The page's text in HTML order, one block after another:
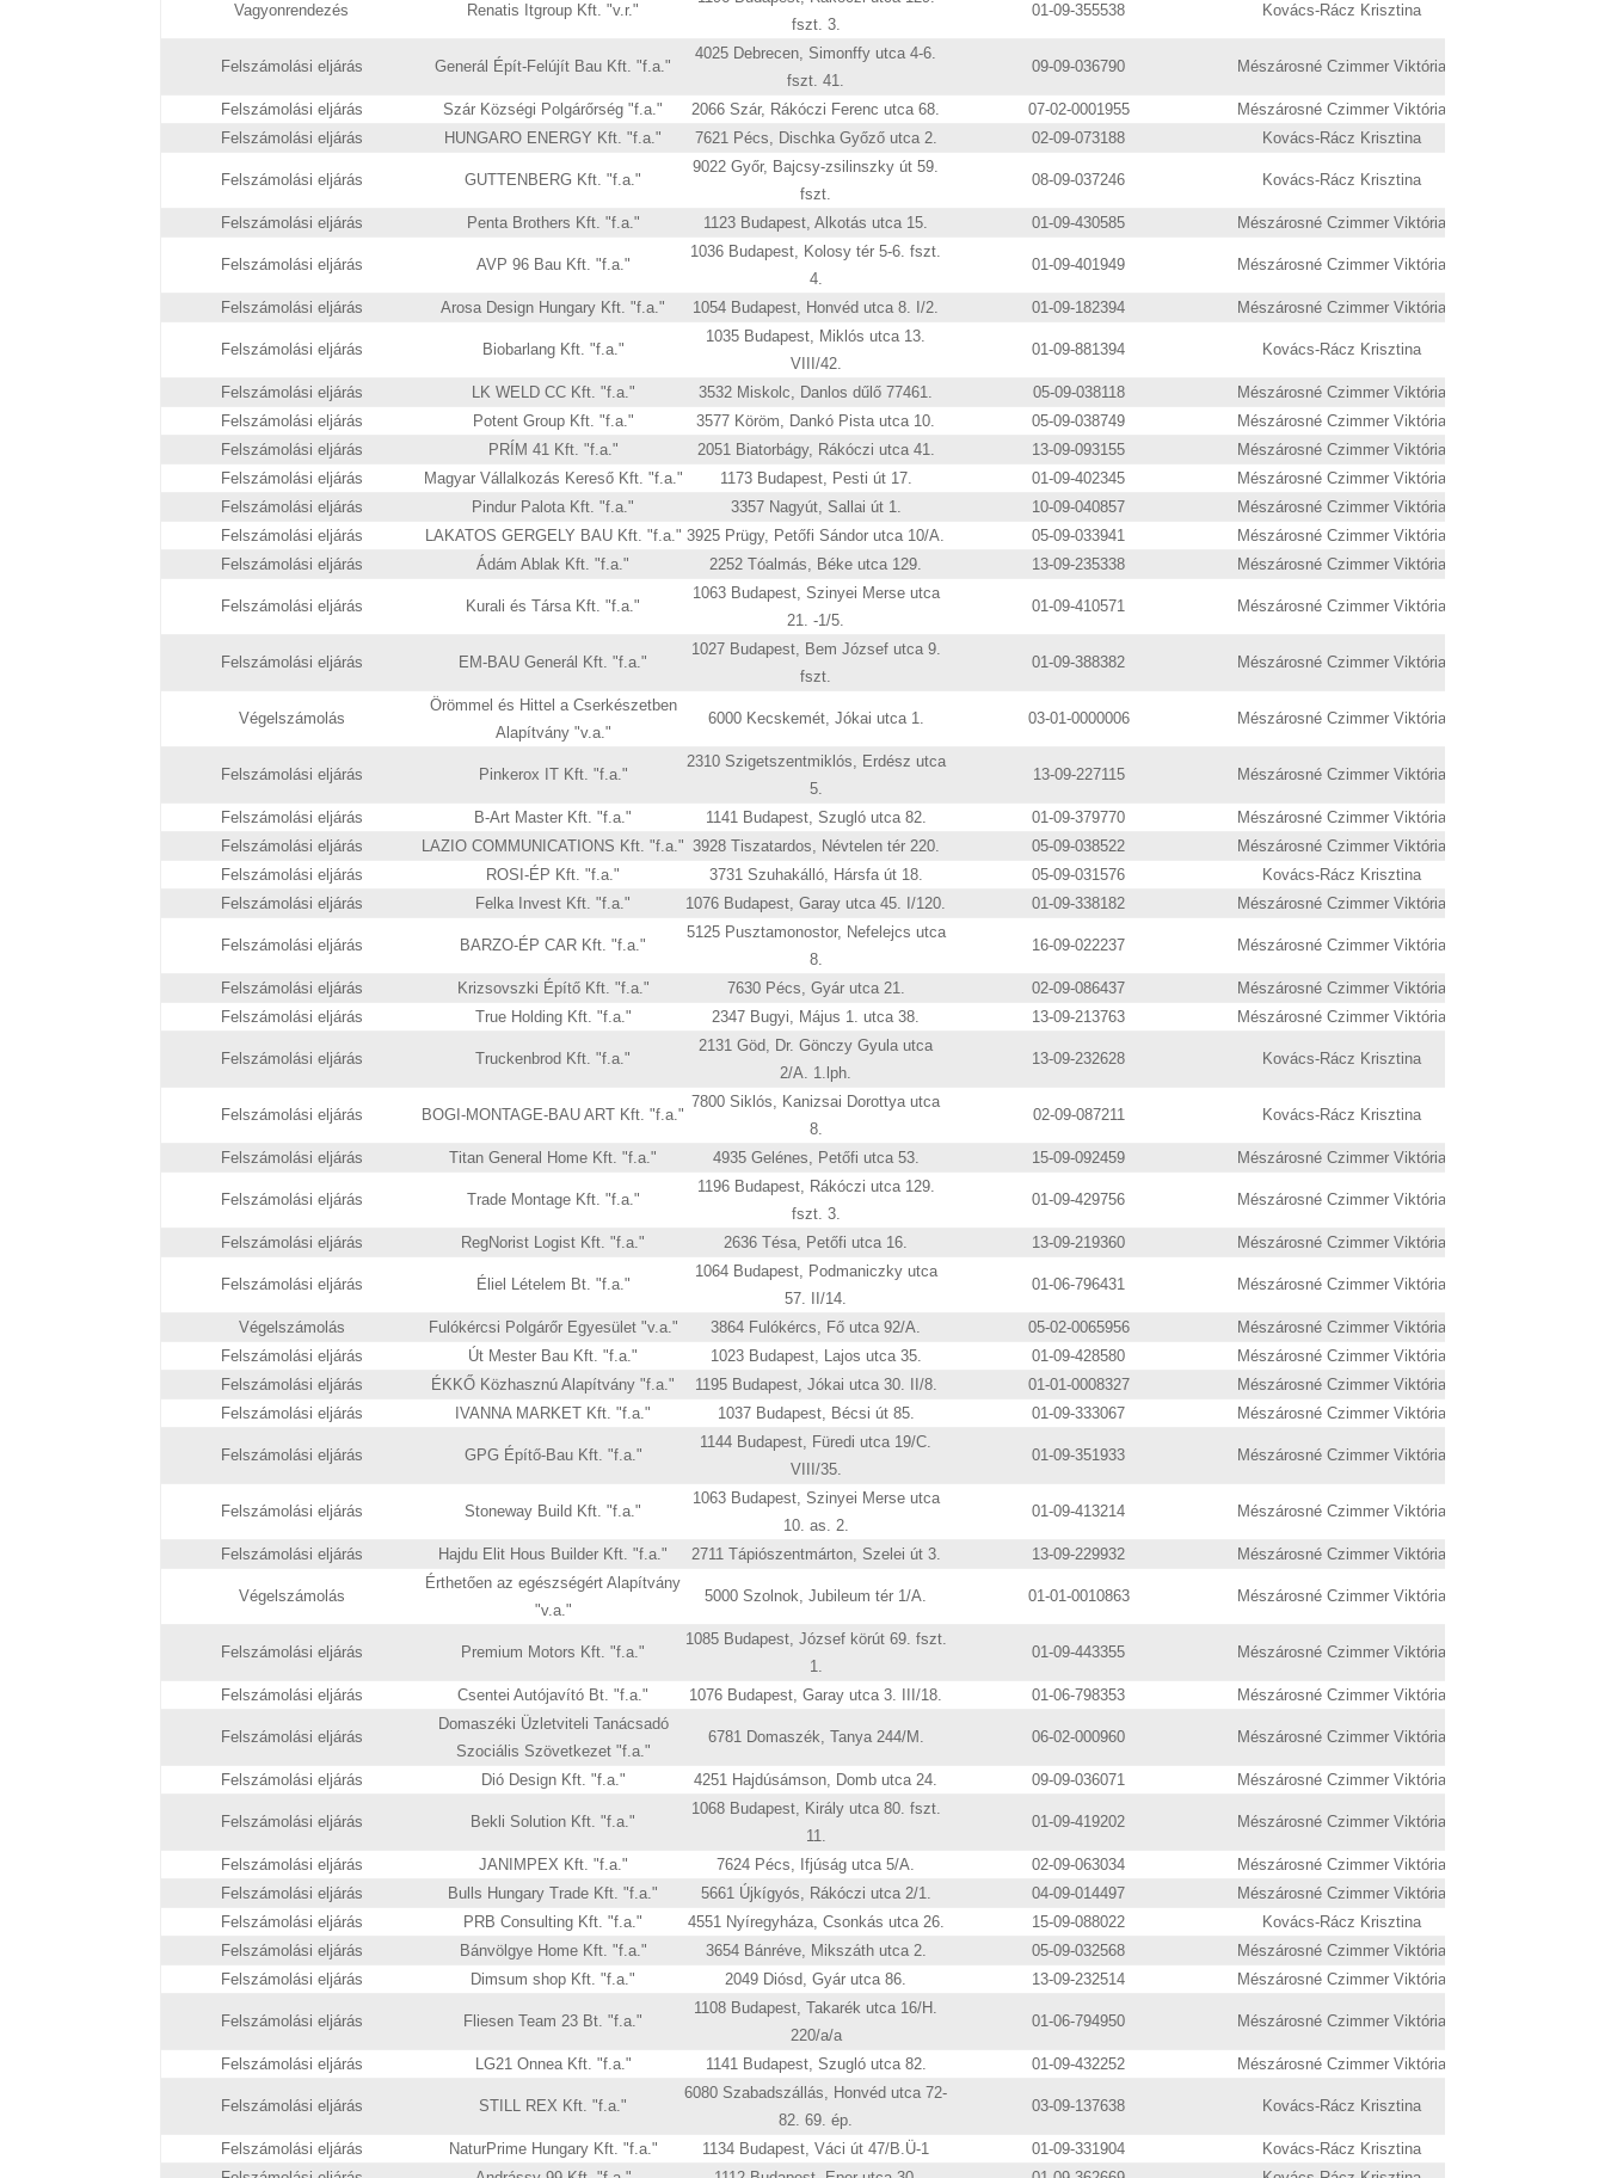
Vagyonrendezés Renatis Itgroup Kft. "v.r."
fszt. 3.
01-09-355538 Kovács-Rácz Krisztina
Felszámolási eljárás Generál Épít-Felújít Bau Kft. "f.a."
4025 Debrecen, Simonffy utca 4-6.
fszt. 41.
09-09-036790 Mészárosné Czimmer Viktória
Felszámolási eljárás Szár Községi Polgárőrség "f.a." 2066 Szár, Rákóczi Ferenc utca 68. 07-02-0001955
Mészárosné Czimmer Viktória
Felszámolási eljárás
HUNGARO ENERGY Kft. "f.a." 7621 Pécs, Dischka Győző utca 2. 02-09-073188 Kovács-Rácz Krisztina
Felszámolási eljárás GUTTENBERG Kft. "f.a."
9022 Győr, Bajcsy-zsilinszky út 59.
fszt.
08-09-037246 Kovács-Rácz Krisztina
Felszámolási eljárás Penta Brothers Kft. "f.a." 1123 Budapest, Alkotás utca 15. 01-09-430585 Mészárosné Czimmer Viktória
Felszámolási eljárás AVP 96 Bau Kft. "f.a."
1036 Budapest, Kolosy tér 5-6. fszt.
4.
01-09-401949 Mészárosné Czimmer Viktória
Felszámolási eljárás Arosa Design Hungary Kft. "f.a." 1054 Budapest, Honvéd utca 8. I/2. 01-09-182394 Mészárosné Czimmer Viktória
Felszámolási eljárás Biobarlang Kft. "f.a."
1035 Budapest, Miklós utca 13.
VIII/42.
01-09-881394 Kovács-Rácz Krisztina
Felszámolási eljárás LK WELD CC Kft. "f.a." 3532 Miskolc, Danlos dűlő 77461. 05-09-038118
Mészárosné Czimmer Viktória
Felszámolási eljárás
Potent Group Kft. "f.a." 3577 Köröm, Dankó Pista utca 10. 05-09-038749
Mészárosné Czimmer Viktória
Felszámolási eljárás
PRÍM 41 Kft. "f.a." 2051 Biatorbágy, Rákóczi utca 41. 13-09-093155
Mészárosné Czimmer Viktória
Felszámolási eljárás
Magyar Vállalkozás Kereső Kft. "f.a." 1173 Budapest, Pesti út 17. 01-09-402345
Mészárosné Czimmer Viktória
Felszámolási eljárás
Pindur Palota Kft. "f.a." 3357 Nagyút, Sallai út 1. 10-09-040857
Mészárosné Czimmer Viktória
Felszámolási eljárás
LAKATOS GERGELY BAU Kft. "f.a." 3925 Prügy, Petőfi Sándor utca 10/A. 05-09-033941
Mészárosné Czimmer Viktória
Felszámolási eljárás
Ádám Ablak Kft. "f.a." 2252 Tóalmás, Béke utca 129. 13-09-235338 Mészárosné Czimmer Viktória
Felszámolási eljárás Kurali és Társa Kft. "f.a."
1063 Budapest, Szinyei Merse utca
21. -1/5.
01-09-410571 Mészárosné Czimmer Viktória
Felszámolási eljárás EM-BAU Generál Kft. "f.a."
1027 Budapest, Bem József utca 9.
fszt.
01-09-388382 Mészárosné Czimmer Viktória
Végelszámolás
Örömmel és Hittel a Cserkészetben
Alapítvány "v.a."
6000 Kecskemét, Jókai utca 1. 03-01-0000006 Mészárosné Czimmer Viktória
Felszámolási eljárás Pinkerox IT Kft. "f.a."
2310 Szigetszentmiklós, Erdész utca
5.
13-09-227115 Mészárosné Czimmer Viktória
Felszámolási eljárás B-Art Master Kft. "f.a." 1141 Budapest, Szugló utca 82. 01-09-379770
Mészárosné Czimmer Viktória
Felszámolási eljárás
LAZIO COMMUNICATIONS Kft. "f.a." 3928 Tiszatardos, Névtelen tér 220. 05-09-038522
Mészárosné Czimmer Viktória
Felszámolási eljárás
ROSI-ÉP Kft. "f.a." 3731 Szuhakálló, Hársfa út 18. 05-09-031576
Kovács-Rácz Krisztina
Felszámolási eljárás
Felka Invest Kft. "f.a." 1076 Budapest, Garay utca 45. I/120. 01-09-338182 Mészárosné Czimmer Viktória
Felszámolási eljárás BARZO-ÉP CAR Kft. "f.a."
5125 Pusztamonostor, Nefelejcs utca
8.
16-09-022237 Mészárosné Czimmer Viktória
Felszámolási eljárás Krizsovszki Építő Kft. "f.a." 7630 Pécs, Gyár utca 21. 02-09-086437
Mészárosné Czimmer Viktória
Felszámolási eljárás
True Holding Kft. "f.a." 2347 Bugyi, Május 1. utca 38. 13-09-213763 Mészárosné Czimmer Viktória
Felszámolási eljárás Truckenbrod Kft. "f.a."
2131 Göd, Dr. Gönczy Gyula utca
2/A. 1.lph.
13-09-232628 Kovács-Rácz Krisztina
Felszámolási eljárás BOGI-MONTAGE-BAU ART Kft. "f.a."
7800 Siklós, Kanizsai Dorottya utca
8.
02-09-087211 Kovács-Rácz Krisztina
Felszámolási eljárás Titan General Home Kft. "f.a." 4935 Gelénes, Petőfi utca 53. 15-09-092459 Mészárosné Czimmer Viktória
Felszámolási eljárás Trade Montage Kft. "f.a."
1196 Budapest, Rákóczi utca 129.
fszt. 3.
01-09-429756 Mészárosné Czimmer Viktória
Felszámolási eljárás RegNorist Logist Kft. "f.a." 2636 Tésa, Petőfi utca 16. 13-09-219360 Mészárosné Czimmer Viktória
Felszámolási eljárás Éliel Lételem Bt. "f.a."
1064 Budapest, Podmaniczky utca
57. II/14.
01-06-796431 Mészárosné Czimmer Viktória
Végelszámolás Fulókércsi Polgárőr Egyesület "v.a." 3864 Fulókércs, Fő utca 92/A. 05-02-0065956
Mészárosné Czimmer Viktória
Felszámolási eljárás
Út Mester Bau Kft. "f.a." 1023 Budapest, Lajos utca 35. 01-09-428580
Mészárosné Czimmer Viktória
Felszámolási eljárás
ÉKKŐ Közhasznú Alapítvány "f.a." 1195 Budapest, Jókai utca 30. II/8. 01-01-0008327
Mészárosné Czimmer Viktória
Felszámolási eljárás
IVANNA MARKET Kft. "f.a." 1037 Budapest, Bécsi út 85. 01-09-333067 Mészárosné Czimmer Viktória
Felszámolási eljárás GPG Építő-Bau Kft. "f.a."
1144 Budapest, Füredi utca 19/C.
VIII/35.
01-09-351933 Mészárosné Czimmer Viktória
Felszámolási eljárás Stoneway Build Kft. "f.a."
1063 Budapest, Szinyei Merse utca
10. as. 2.
01-09-413214 Mészárosné Czimmer Viktória
Felszámolási eljárás Hajdu Elit Hous Builder Kft. "f.a." 2711 Tápiószentmárton, Szelei út 3. 13-09-229932 Mészárosné Czimmer Viktória
Végelszámolás
Érthetően az egészségért Alapítvány
"v.a."
5000 Szolnok, Jubileum tér 1/A. 01-01-0010863 Mészárosné Czimmer Viktória
Felszámolási eljárás Premium Motors Kft. "f.a."
1085 Budapest, József körút 69. fszt.
1.
01-09-443355 Mészárosné Czimmer Viktória
Felszámolási eljárás Csentei Autójavító Bt. "f.a." 1076 Budapest, Garay utca 3. III/18. 01-06-798353 Mészárosné Czimmer Viktória
Felszámolási eljárás
Domaszéki Üzletviteli Tanácsadó
Szociális Szövetkezet "f.a."
6781 Domaszék, Tanya 244/M. 06-02-000960 Mészárosné Czimmer Viktória
Felszámolási eljárás Dió Design Kft. "f.a." 4251 Hajdúsámson, Domb utca 24. 09-09-036071 Mészárosné Czimmer Viktória
Felszámolási eljárás Bekli Solution Kft. "f.a."
1068 Budapest, Király utca 80. fszt.
11.
01-09-419202 Mészárosné Czimmer Viktória
Felszámolási eljárás JANIMPEX Kft. "f.a." 7624 Pécs, Ifjúság utca 5/A. 02-09-063034
Mészárosné Czimmer Viktória
Felszámolási eljárás
Bulls Hungary Trade Kft. "f.a." 5661 Újkígyós, Rákóczi utca 2/1. 04-09-014497
Mészárosné Czimmer Viktória
Felszámolási eljárás
PRB Consulting Kft. "f.a." 4551 Nyíregyháza, Csonkás utca 26. 15-09-088022
Kovács-Rácz Krisztina
Felszámolási eljárás
Bánvölgye Home Kft. "f.a." 3654 Bánréve, Mikszáth utca 2. 05-09-032568
Mészárosné Czimmer Viktória
Felszámolási eljárás
Dimsum shop Kft. "f.a." 2049 Diósd, Gyár utca 86. 13-09-232514 Mészárosné Czimmer Viktória
Felszámolási eljárás Fliesen Team 23 Bt. "f.a."
1108 Budapest, Takarék utca 16/H.
220/a/a
01-06-794950 Mészárosné Czimmer Viktória
Felszámolási eljárás LG21 Onnea Kft. "f.a." 1141 Budapest, Szugló utca 82. 01-09-432252 Mészárosné Czimmer Viktória
Felszámolási eljárás STILL REX Kft. "f.a."
6080 Szabadszállás, Honvéd utca 72-
82. 69. ép.
03-09-137638 Kovács-Rácz Krisztina
Felszámolási eljárás NaturPrime Hungary Kft. "f.a." 1134 Budapest, Váci út 47/B.Ü-1 01-09-331904
Kovács-Rácz Krisztina